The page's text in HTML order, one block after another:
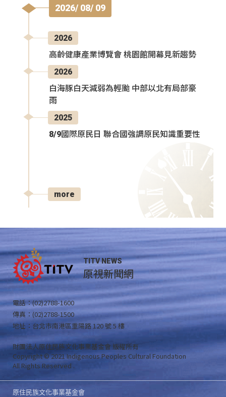
2026/ 08/ 09
2026
高齡健康產業博覽會 桃園館開幕見新趨勢
2026
白海豚白天減弱為輕颱 中部以北有局部豪
雨
2025
8/9國際原民日 聯合國強調原民知識重要性
more
TITV NEWS
原視新聞網
電話：(02)2788-1600
傳真：(02)2788-1500
地址：台北市南港區重陽路 120 號 5 樓
財團法人原住民族文化事業基金會 版權所有
Copyright © 2021 Indigenous Peoples Cultural Foundation
All Rights Reserved .
原住民族文化事業基金會